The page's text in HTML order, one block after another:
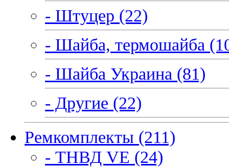
- Штуцер (22)
- Шайба, термошайба
- Шайба Украина (81)
- Другие (22)
Ремкомплекты (211)
- ТНВД VE (24)